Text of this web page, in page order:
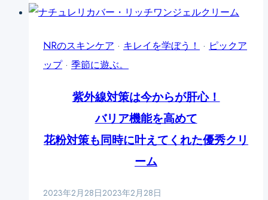
種
な
い
──
詰
流
ス
ク」
@cosme
行
Soon!】
紫
線
ダ
メ
は、
NRのスキンケア · キレイを学ぼう！ · ピックア
ップ· 季節に遊ぶ。
紫外線対策は今からが肝心！
バリア機能を高めて
花粉対策も同時に叶えてくれた優秀クリ
ーム
2023年2月28日2023年2月28日